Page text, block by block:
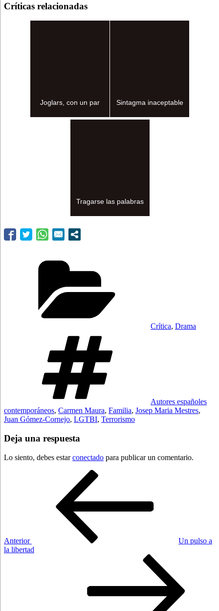
Críticas relacionadas
Joglars, con un par Sintagma inaceptable
Tragarse las palabras
Crítica, Drama
Autores españoles
contemporáneos, Carmen Maura, Familia, Josep Maria Mestres,
Juan Gómez-Cornejo, LGTBI, Terrorismo
Deja una respuesta
Lo siento, debes estarconectado para publicar un comentario.
Anterior
Un pulso a
la libertad